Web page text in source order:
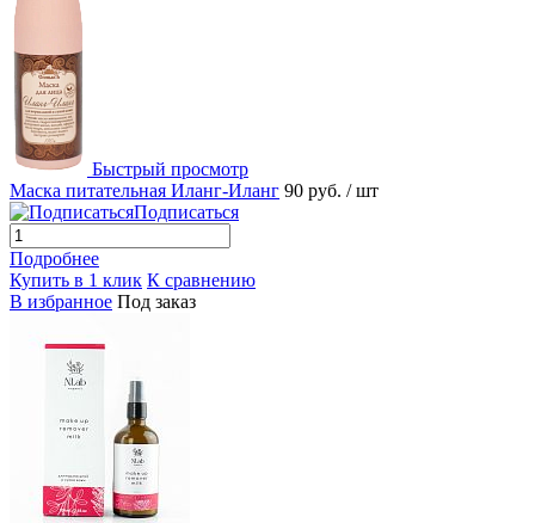
Быстрый просмотр
Маска питательная Иланг-Иланг 90 руб. / шт
Подписаться
Подробнее
Купить в 1 клик К сравнению
В избранное Под заказ